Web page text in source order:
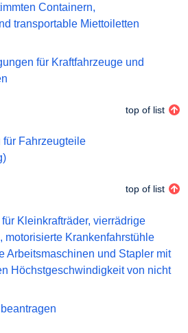
Containern,
transportable Miettoiletten
für Kraftfahrzeuge und
top of list
für Fahrzeugteile
top of list
Kleinkrafträder, vierrädrige
motorisierte Krankenfahrstühle
Arbeitsmaschinen und Stapler mit
Höchstgeschwindigkeit von nicht